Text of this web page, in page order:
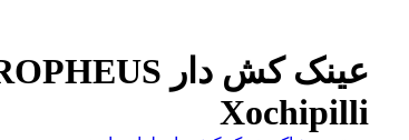
Xochipilli